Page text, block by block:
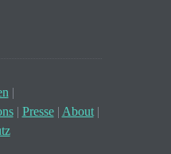
|
| Presse| About|